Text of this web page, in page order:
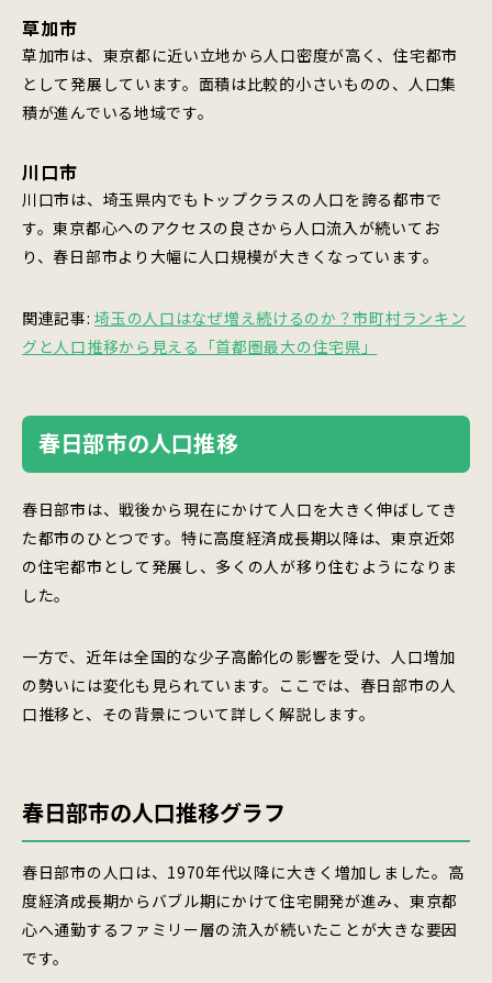
草加市
草加市は、東京都に近い立地から人口密度が高く、住宅都市
として発展しています。面積は比較的小さいものの、人口集
積が進んでいる地域です。
川口市
川口市は、埼玉県内でもトップクラスの人口を誇る都市で
す。東京都心へのアクセスの良さから人口流入が続いてお
り、春日部市より大幅に人口規模が大きくなっています。
関連記事:埼玉の人口はなぜ増え続けるのか？市町村ランキン
グと人口推移から見える「首都圏最大の住宅県」
春日部市の人口推移
春日部市は、戦後から現在にかけて人口を大きく伸ばしてき
た都市のひとつです。特に高度経済成長期以降は、東京近郊
の住宅都市として発展し、多くの人が移り住むようになりま
した。
一方で、近年は全国的な少子高齢化の影響を受け、人口増加
の勢いには変化も見られています。ここでは、春日部市の人
口推移と、その背景について詳しく解説します。
春日部市の人口推移グラフ
春日部市の人口は、1970年代以降に大きく増加しました。高
度経済成長期からバブル期にかけて住宅開発が進み、東京都
心へ通勤するファミリー層の流入が続いたことが大きな要因
です。